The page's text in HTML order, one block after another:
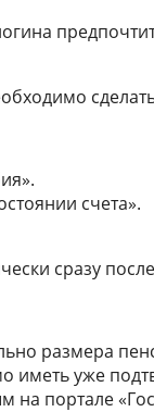
счета».
сразу
размера
иметь уже
на портале